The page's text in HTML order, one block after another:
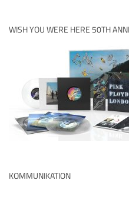
WISH YOU WERE HERE 50TH
KOMMUNIKATION